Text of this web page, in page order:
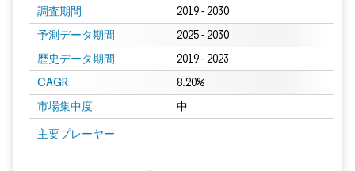
調査期間 2019 - 2030
予測データ期間 2025 - 2030
歴史データ期間 2019 - 2023
CAGR 8.20%
市場集中度 中
主要プレーヤー